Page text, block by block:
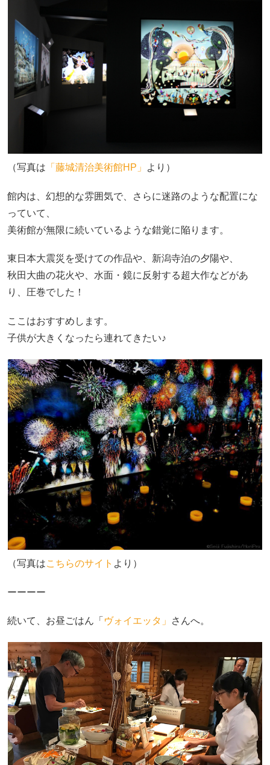
（写真は 「藤城清治美術館HP」 より）
館内は、幻想的な雰囲気で、さらに迷路のような配置にな
っていて、
美術館が無限に続いているような錯覚に陥ります。
東日本大震災を受けての作品や、新潟寺泊の夕陽や、
秋田大曲の花火や、水面・鏡に反射する超大作などがあ
り、圧巻でした！
ここはおすすめします。
子供が大きくなったら連れてきたい♪
（写真はこちらのサイト より）
ーーーー
続いて、お昼ごはん「 ヴォイエッタ」 さんへ。